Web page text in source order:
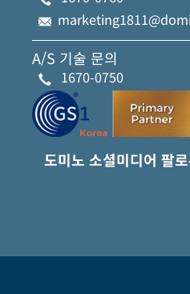
A/S 기술 문의
1670-0750
도미노 소셜미디어 팔